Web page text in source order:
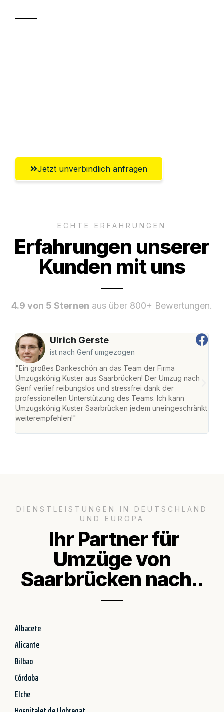
Jetzt unverbindlich anfragen
ECHTE ERFAHRUNGEN
Erfahrungen unserer
Kunden mit uns
4.9 von 5 Sternen aus über 800+ Bewertungen.
Ulrich Gerste
ist nach Genf umgezogen
"Ein großes Dankeschön an das Team der Firma
Umzugskönig Kuster aus Saarbrücken! Der Umzug nach
Genf verlief reibungslos und stressfrei dank der
professionellen Unterstützung des Teams. Ich kann
Umzugskönig Kuster Saarbrücken jedem uneingeschränkt
weiterempfehlen!"
DIENSTLEISTUNGEN IN DEUTSCHLAND
UND EUROPA
Ihr Partner für
Umzüge von
Saarbrücken nach..
Albacete
Alicante
Bilbao
Córdoba
Elche